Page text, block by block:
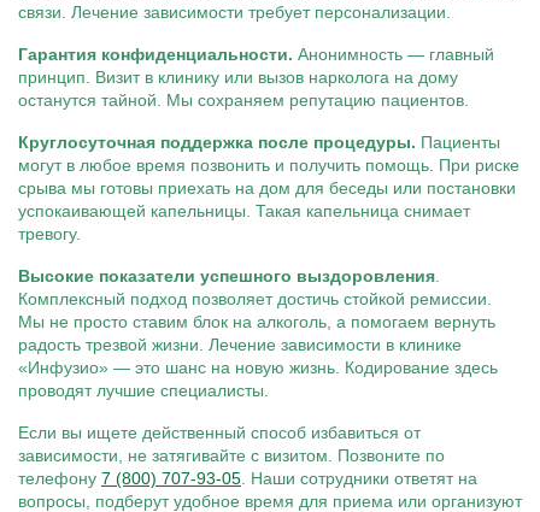
связи. Лечение зависимости требует персонализации.
Гарантия конфиденциальности. Анонимность — главный
принцип. Визит в клинику или вызов нарколога на дому
останутся тайной. Мы сохраняем репутацию пациентов.
Круглосуточная поддержка после процедуры. Пациенты
могут в любое время позвонить и получить помощь. При риске
срыва мы готовы приехать на дом для беседы или постановки
успокаивающей капельницы. Такая капельница снимает
тревогу.
Высокие показатели успешного выздоровления
Комплексный подход позволяет достичь стойкой ремиссии.
Мы не просто ставим блок на алкоголь, а помогаем вернуть
радость трезвой жизни. Лечение зависимости в клинике
«Инфузио» — это шанс на новую жизнь. Кодирование здесь
проводят лучшие специалисты.
Если вы ищете действенный способ избавиться от
зависимости, не затягивайте с визитом. Позвоните по
телефону 7 (800) 707-93-05 . Наши сотрудники ответят на
вопросы, подберут удобное время для приема или организуют